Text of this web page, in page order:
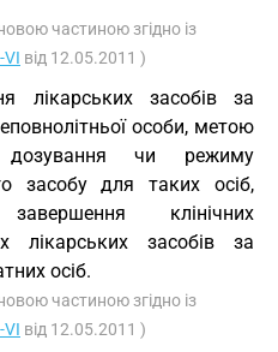
частиною згідно із
VI від 12.05.2011 )
лікарських засобів за
особи, метою
чи режиму
засобу для таких осіб,
клінічних
лікарських засобів за
осіб.
частиною згідно із
VI від 12.05.2011 )